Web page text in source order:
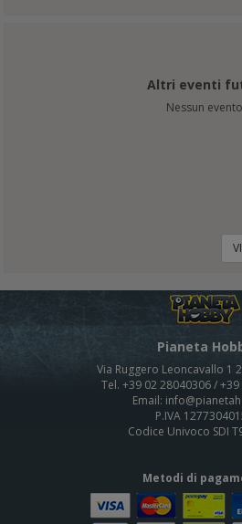
Altri eventi
Nessun evento
Pianeta
Via Ruggero Leoncavallo 1
Tel. +39 02 28040306 /
Email:
P.IVA
Codice Univoco SDI
Metodi di